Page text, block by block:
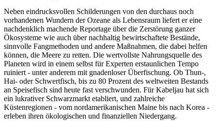
Neben eindrucksvollen Schilderungen von den durchaus noch
vorhandenen Wundern der Ozeane als Lebensraum liefert er eine
nachdenklich machende Reportage über die Zerstörung ganzer
Ökosysteme wie auch über nachhaltig bewirtschaftete Bestände,
sinnvolle Fangmethoden und andere Maßnahmen, die dabei helfen
können, die Meere zu retten. Die wertvollste Nahrungsquelle des
Planeten wird in einem selbst für Experten erstaunlichen Tempo
ruiniert - unter anderem mit gnadenloser Überfischung. Ob Thun-,
Hai- oder Schwertfisch, bis zu 80 Prozent des weltweiten Bestands
an Speisefisch sind heute fast verschwunden. Für Kabeljau hat sich
ein lukrativer Schwarzmarkt etabliert, und zahlreiche
Küstenregionen - vom nordamerikanischen Maine bis nach Korea -
erleben ihren ökologischen und finanziellen Niedergang.